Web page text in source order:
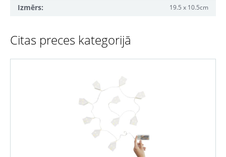
Izmērs: 19.5 x 10.5cm
Citas preces kategorijā